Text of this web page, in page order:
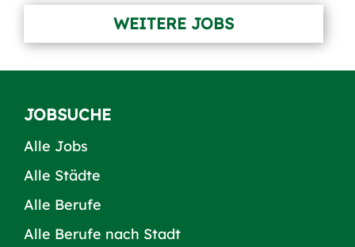
WEITERE JOBS
JOBSUCHE
Alle Jobs
Alle Städte
Alle Berufe
Alle Berufe nach Stadt